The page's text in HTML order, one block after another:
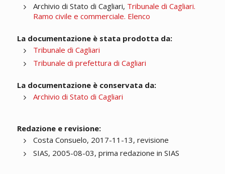
Archivio di Stato di Cagliari, Tribunale di Cagliari.
Ramo civile e commerciale. Elenco
La documentazione è stata prodotta da:
Tribunale di Cagliari
Tribunale di prefettura di Cagliari
La documentazione è conservata da:
Archivio di Stato di Cagliari
Redazione e revisione:
Costa Consuelo, 2017-11-13, revisione
SIAS, 2005-08-03, prima redazione in SIAS